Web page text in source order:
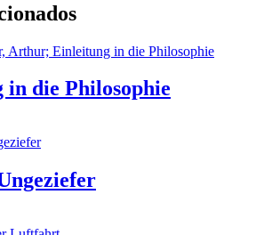
die Philosophie